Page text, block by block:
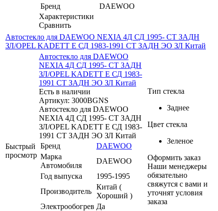
Бренд
DAEWOO
Характеристики
Сравнить
Автостекло для DAEWOO NEXIA 4Д СД 1995- СТ ЗАДН
ЗЛ/OPEL KADETT E СД 1983-1991 СТ ЗАДН ЭО ЗЛ Китай
Быстрый
просмотр
Автостекло для DAEWOO
NEXIA 4Д СД 1995- СТ ЗАДН
ЗЛ/OPEL KADETT E СД 1983-
1991 СТ ЗАДН ЭО ЗЛ Китай
Есть в наличии
Артикул: 3000BGNS
Автостекло для DAEWOO
NEXIA 4Д СД 1995- СТ ЗАДН
ЗЛ/OPEL KADETT E СД 1983-
1991 СТ ЗАДН ЭО ЗЛ Китай
Бренд
DAEWOO
Марка
Автомобиля
DAEWOO
Год выпуска
1995-1995
Производитель
Китай (
Хороший )
Электрообогрев Да
Тип стекла
Заднее
Цвет стекла
Зеленое
Оформить заказ
Наши менеджеры
обязательно
свяжутся с вами и
уточнят условия
заказа